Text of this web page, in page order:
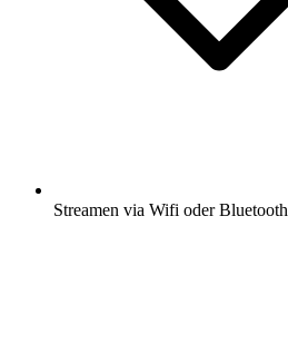
Streamen via Wifi oder Bluetooth